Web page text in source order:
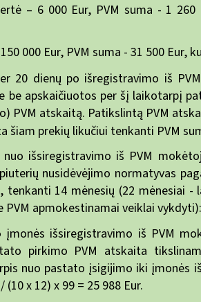
– 6 000 Eur, PVM suma - 1
000 Eur, PVM suma - 31 500 Eur,
20 dienų po išregistravimo iš
be apskaičiuotos per šį laikotarpį
atskaitą. Patikslintą PVM
prekių likučiui tenkanti PVM
išsiregistravimo iš PVM
nusidėvėjimo normatyvas
14 mėnesių (22 mėnesiai
apmokestinamai veiklai vykdyti):
išsiregistravimo iš PVM
pirkimo PVM atskaita
nuo pastato įsigijimo iki įmonės
x 12) x 99 = 25 988 Eur.